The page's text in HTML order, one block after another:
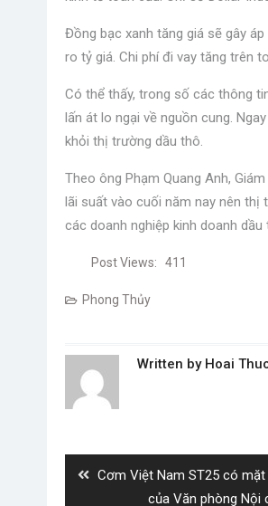
Đồng bạc xanh tăng giá sẽ gây
ro tỷ giá. Chi phí đi vay tăng trên
Có thể thấy, trong số các thông
lấn át lo ngại về nguồn cung.
khỏi thị trường dầu thô.
Theo ông Phạm Quang Anh,
lãi suất vào cuối năm nay nên
các doanh nghiệp kinh doanh
Post Views: 411
Phong Thủy
Written by Hoai
Previous
Cơm Việt Nam ST25 có
của Văn phòng Nội